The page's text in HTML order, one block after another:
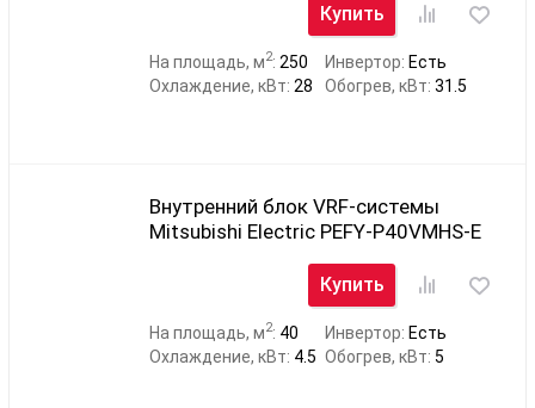
Купить
На площадь, м2: 250 Инвертор: Есть
Охлаждение, кВт: 28 Обогрев, кВт:31.5
Внутренний блок VRF-системы
Mitsubishi Electric PEFY-P40VMHS-E
Купить
На площадь, м2: 40 Инвертор: Есть
Охлаждение, кВт: 4.5 Обогрев, кВт:5